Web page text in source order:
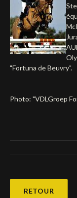
Prochains concours
Résultats
Galeries photos
Vidéos
Contacts médias
Etalon reproducteur
Sponsors officiels
Partenaires officiels
Autographes
Social Newsroom
SHOP
Français
"Fortuna de Beuvry".
Photo: "VDLGroep
RETOUR